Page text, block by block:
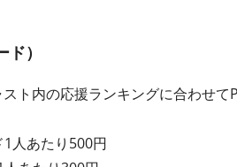
）
ト内の応援ランキングに合わせて
1人あたり500円